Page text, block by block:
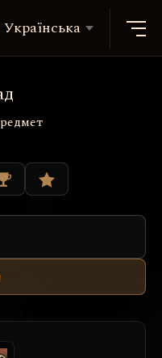
Українська